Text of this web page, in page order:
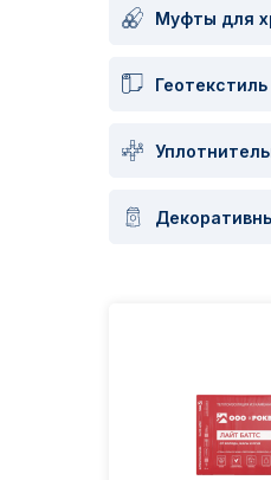
Муфты для
Геотекстиль